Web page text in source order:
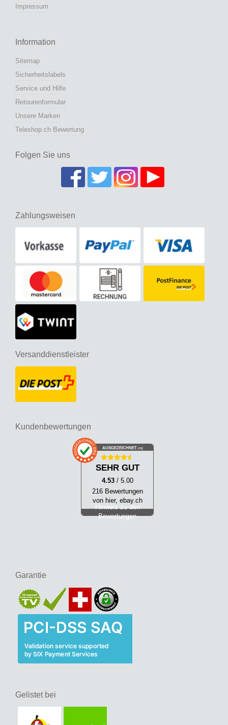
Impressum
Information
Sitemap
Sicherheitslabels
Service und Hilfe
Retourenformular
Unsere Marken
Teleshop.ch Bewertung
Folgen Sie uns
Zahlungsweisen
Versanddienstleister
Kundenbewertungen
AUSGEZEICHNET .org
SEHR GUT
4.53 / 5.00
216 Bewertungen
von hier, ebay.ch
Hinweis zu den
Bewertungen
Garantie
Gelistet bei